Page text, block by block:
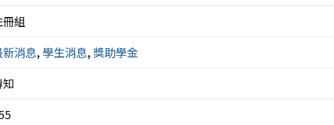
組
消息, 學生消息, 獎助學金